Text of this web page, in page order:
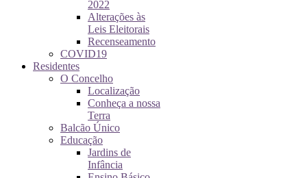
2022
Alterações às
Leis Eleitorais
Recenseamento
COVID19
Residentes
O Concelho
Localização
Conheça a nossa
Terra
Balcão Único
Educação
Jardins de
Infância